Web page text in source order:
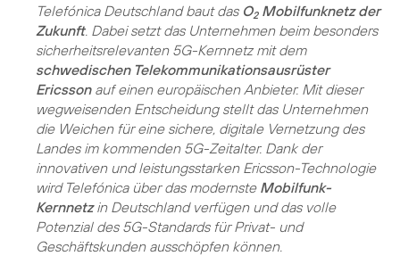
Telefónica Deutschland baut das O2Mobilfunknetz der
Zukunft. Dabei setzt das Unternehmen beim besonders
sicherheitsrelevanten 5G-Kernnetz mit dem
schwedischen Telekommunikationsausrüster
Ericssonauf einen europäischen Anbieter. Mit dieser
wegweisenden Entscheidung stellt das Unternehmen
die Weichen für eine sichere, digitale Vernetzung des
Landes im kommenden 5G-Zeitalter. Dank der
innovativen und leistungsstarken Ericsson-Technologie
wird Telefónica über das modernste Mobilfunk-
Kernnetzin Deutschland verfügen und das volle
Potenzial des 5G-Standards für Privat- und
Geschäftskunden ausschöpfen können.